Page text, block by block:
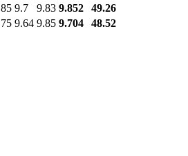
9.7 9.83 9.852
49.26
9.64 9.85 9.704 48.52